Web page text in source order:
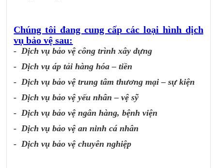
Chúng tôi đang cung cấp các loại hình dịch
vụ bảo vệ sau:
- Dịch vụ bảo vệ công trình xây dựng
- Dịch vụ áp tải hàng hóa – tiền
- Dịch vụ bảo vệ trung tâm thương mại – sự kiện
- Dịch vụ bảo vệ yếu nhân – vệ sỹ
- Dịch vụ bảo vệ ngân hàng, bệnh viện
- Dịch vụ bảo vệ an ninh cá nhân
- Dịch vụ bảo vệ chuyên nghiệp